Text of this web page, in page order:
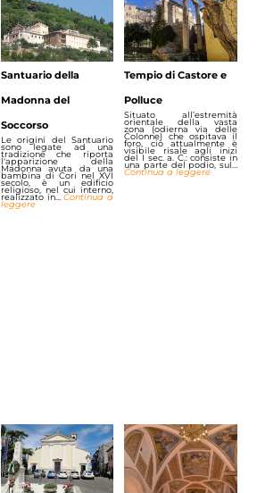
Santuario della
Madonna del
Soccorso
Le origini del Santuario
sono legate ad una
tradizione che riporta
l'apparizione della
Madonna avuta da una
bambina di Cori nel XVI
secolo, è un edificio
religioso, nel cui interno,
realizzato in…Continua a
leggere
Tempio di Castore e
Polluce
Situato all’estremità
orientale della vasta
zona (odierna via delle
Colonne) che ospitava il
foro, ciò attualmente è
visibile risale agli inizi
del I sec. a. C.: consiste in
una parte del podio, sul…
Continua a leggere